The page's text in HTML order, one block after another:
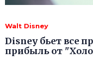
Walt Disney
Disney бьет все
прибыль от